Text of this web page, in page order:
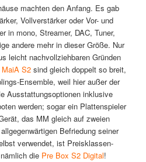
machten den Anfang. Es gab
Vollverstärker oder Vor- und
in mono, Streamer, DAC, Tuner,
andere mehr in dieser Größe. Nur
leicht nachvollziehbaren Gründen
MaiA S2sind gleich doppelt so breit,
Ensemble, weil hier außer der
Ausstattungsoptionen inklusive
werden; sogar ein Plattenspieler
das MM gleich auf zweien
Befriedung seiner
verwendet, ist Preisklassen-
die Pre Box S2 Digital!